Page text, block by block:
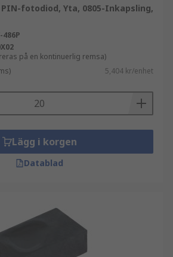
PIN-fotodiod, Yta, 0805-Inkapsling,
486P
på en kontinuerlig remsa)
5,404 kr/enhet
Lägg i korgen
Datablad